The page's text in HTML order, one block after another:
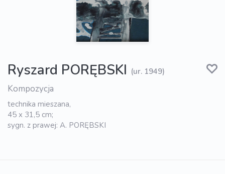
Ryszard PORĘBSKI (ur. 1949)
Kompozycja
technika mieszana,
45 x 31,5 cm;
sygn. z prawej: A. PORĘBSKI